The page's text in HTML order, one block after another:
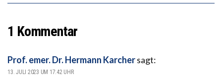
1 Kommentar
Prof. emer. Dr. Hermann Karchersagt:
13. JULI 2023 UM 17:42 UHR